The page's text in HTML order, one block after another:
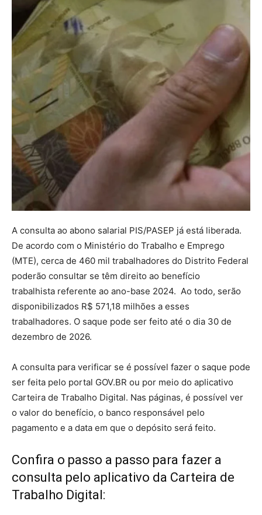
A consulta ao abono salarial PIS/PASEP já está liberada.
De acordo com o Ministério do Trabalho e Emprego
(MTE), cerca de 460 mil trabalhadores do Distrito Federal
poderão consultar se têm direito ao benefício
trabalhista referente ao ano-base 2024. Ao todo, serão
disponibilizados R$ 571,18 milhões a esses
trabalhadores. O saque pode ser feito até o dia 30 de
dezembro de 2026.
A consulta para verificar se é possível fazer o saque pode
ser feita pelo portal GOV.BR ou por meio do aplicativo
Carteira de Trabalho Digital. Nas páginas, é possível ver
o valor do benefício, o banco responsável pelo
pagamento e a data em que o depósito será feito.
Confira o passo a passo para fazer a
consulta pelo aplicativo da Carteira de
Trabalho Digital: